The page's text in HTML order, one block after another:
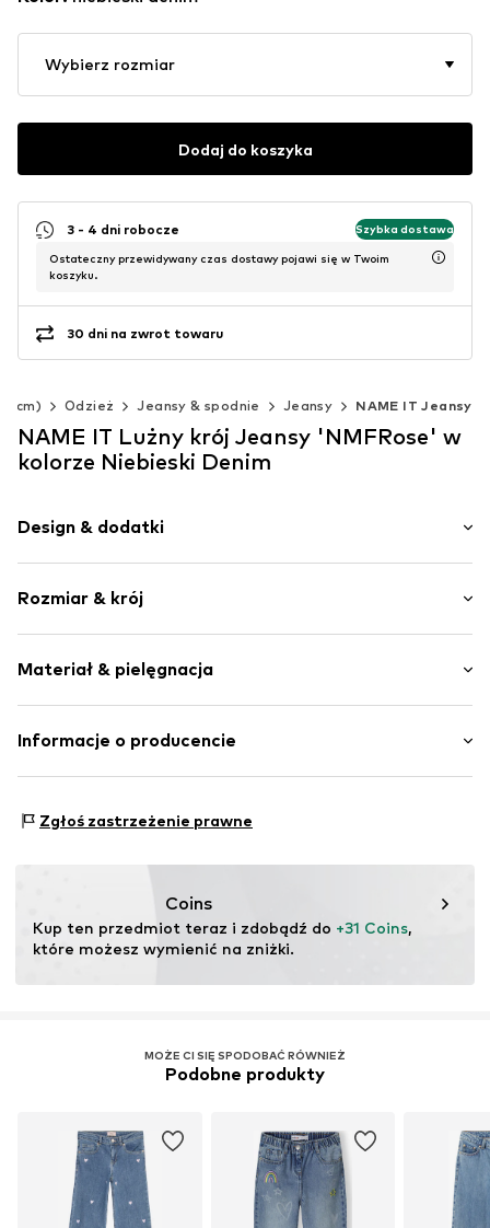
Wybierz rozmiar
Dodaj do koszyka
3 - 4 dni robocze Szybka dostawa
Ostateczny przewidywany czas dostawy pojawi się w Twoim
koszyku.
30 dni na zwrot towaru
cm) Odzież Jeansy & spodnie Jeansy NAME IT Jeansy
NAME IT Lużny krój Jeansy 'NMFRose' w
kolorze Niebieski Denim
Design & dodatki
Obszyte brzegi
Rozporek na zamek błyskawiczny
5 kieszeni
Zamek błyskawiczny
Rozmiar & krój
Krój: Lużny krój
Krój: Luźny krój
Materiał & pielęgnacja
Materiał: 74% Bawełna, 24% Poliester - PES, 1% Wiskoza,
Informacje o producencie
22457 Hamburg
Zgłoś zastrzeżenie prawne
Coins
Kup ten przedmiot teraz i zdobądź do +31 Coins,
które możesz wymienić na zniżki.
MOŻE CI SIĘ SPODOBAĆ RÓWNIEŻ
Podobne produkty